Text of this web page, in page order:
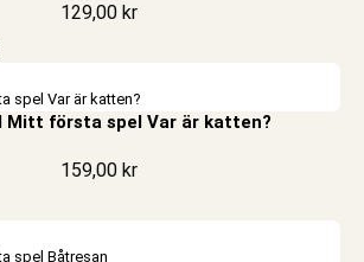
129,00 kr
Mitt första spel Var är katten?
159,00 kr